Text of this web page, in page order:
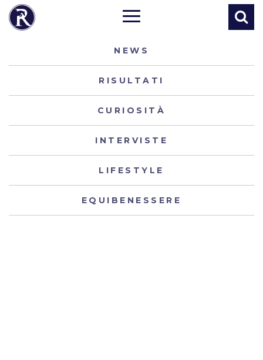
NEWS
RISULTATI
CURIOSITÀ
INTERVISTE
LIFESTYLE
EQUIBENESSERE